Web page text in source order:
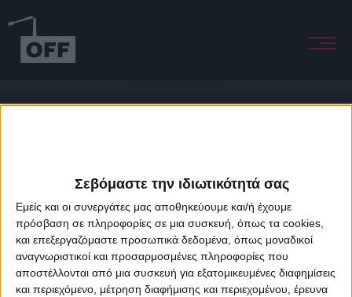
Σεβόμαστε την ιδιωτικότητά σας
Εμείς και οι συνεργάτες μας αποθηκεύουμε και/ή έχουμε
πρόσβαση σε πληροφορίες σε μια συσκευή, όπως τα cookies,
και επεξεργαζόμαστε προσωπικά δεδομένα, όπως μοναδικοί
αναγνωριστικοί και προσαρμοσμένες πληροφορίες που
αποστέλλονται από μια συσκευή για εξατομικευμένες διαφημίσεις
και περιεχόμενο, μέτρηση διαφήμισης και περιεχομένου, έρευνα
About Offradio Business Class Terms & Conditions
Privacy Policy
Designed & developed byporcupine colors&Fotis Alexandrou